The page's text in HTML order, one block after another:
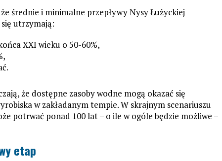
średnie i minimalne przepływy Nysy Łużyckiej
utrzymają:
XXI wieku o 50-60%,
że dostępne zasoby wodne mogą okazać się
w zakładanym tempie. W skrajnym scenariuszu
potrwać ponad 100 lat – o ile w ogóle będzie możliwe –
etap